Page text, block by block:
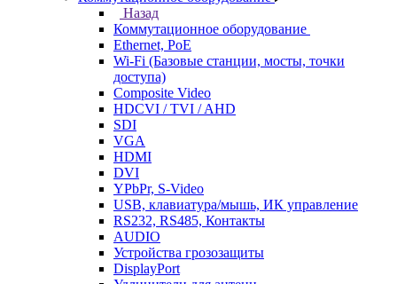
Назад
Коммутационное оборудование
Ethernet, PoE
Wi-Fi (Базовые станции, мосты, точки
доступа)
Composite Video
HDCVI / TVI / AHD
SDI
VGA
HDMI
DVI
YPbPr, S-Video
USB, клавиатура/мышь, ИК управление
RS232, RS485, Контакты
AUDIO
Устройства грозозащиты
DisplayPort